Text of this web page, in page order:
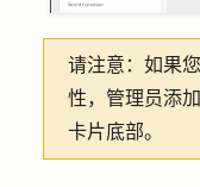
请注意： 如果
性，管理员添
卡片底部。